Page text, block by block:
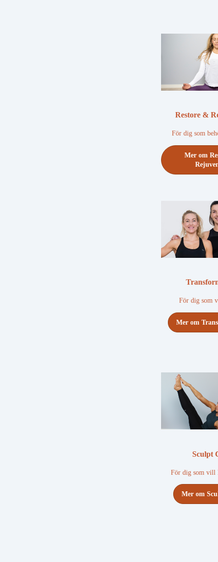
Restore &
För dig som
Mer om
För dig som
Mer om
Sculpt
För dig som vill
Mer om